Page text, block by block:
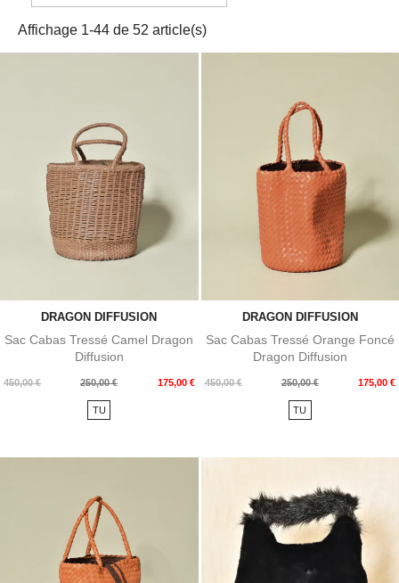
Affichage 1-44 de 52 article(s)
DRAGON DIFFUSION
Sac Cabas Tressé Camel Dragon
Diffusion
450,00 €
Prix
250,00 € 175,00 €
Prix
TU
DRAGON DIFFUSION
Sac Cabas Tressé Orange Foncé
Dragon Diffusion
450,00 €
Prix
250,00 € 175,00 €
Prix
TU